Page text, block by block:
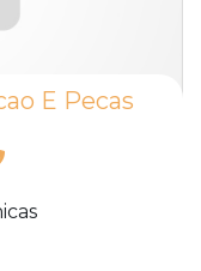
E Pecas